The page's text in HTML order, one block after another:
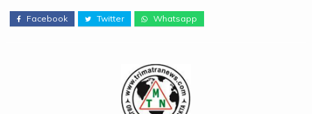
Facebook Twitter Whatsapp